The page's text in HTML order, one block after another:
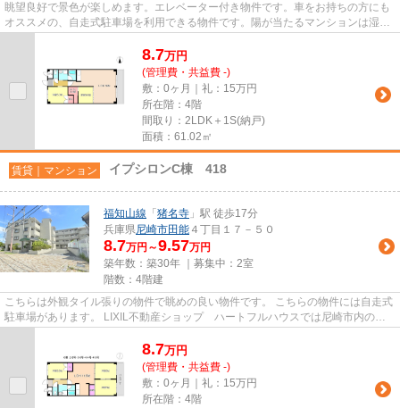
眺望良好で景色が楽しめます。エレベーター付き物件です。車をお持ちの方にも
オススメの、自走式駐車場を利用できる物件です。陽が当たるマンションは湿気
8.7万円
(管理費・共益費 -)
敷：0ヶ月｜礼：15万円
所在階：4階
間取り：2LDK＋1S(納戸)
面積：61.02㎡
賃貸｜マンション イプシロンC棟 418
福知山線 「 猪名寺 」駅 徒歩17分
兵庫県尼崎市田能 ４丁目１７－５０
8.7万円～9.57万円
築年数：築30年 ｜募集中： 2室
階数：4階建
こちらは外観タイル張りの物件で眺めの良い物件です。 こちらの物件には自走式
駐車場があります。 LIXIL不動産ショップ ハートフルハウスでは尼崎市内の賃
8.7万円
(管理費・共益費 -)
敷：0ヶ月｜礼：15万円
所在階：4階